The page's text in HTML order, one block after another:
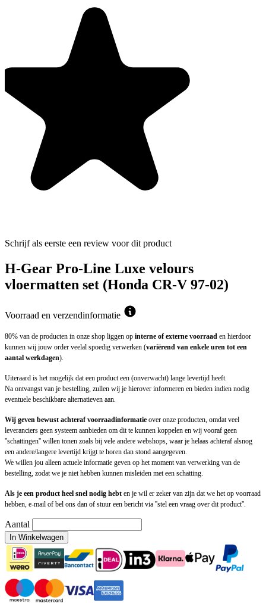
Schrijf als eerste een review voor dit product
H-Gear Pro-Line Luxe velours
vloermatten set (Honda CR-V 97-02)
Voorraad en verzendinformatie
80% van de producten in onze shop liggen op interne of externe voorraad en hierdoor
kunnen wij jouw order veelal spoedig verwerken (variërend van enkele uren tot een
aantal werkdagen).
Uiteraard is het mogelijk dat een product een (onverwacht) lange levertijd heeft.
Na ontvangst van je bestelling, zullen wij je hierover informeren en bieden indien nodig
eventuele beschikbare alternatieven aan.
Wij geven bewust achteraf voorraadinformatie over onze producten, omdat veel
leveranciers geen systeem aanbieden om dit te kunnen koppelen en wij vooraf geen
''schattingen'' willen tonen zoals bij vele andere webshops, waar je helaas achteraf alsnog
een andere/langere levertijd krijgt te horen dan stond aangegeven.
We willen jou alleen actuele informatie geven op het moment van verwerking van de
bestelling, zodat we je niet hebben kunnen misleiden met een schatting.
Als je een product heel snel nodig hebt en je wil er zeker van zijn dat we het op voorraad
hebben, e-mail of bel ons dan of stuur een bericht via ''stel een vraag over dit product''.
Aantal
In Winkelwagen